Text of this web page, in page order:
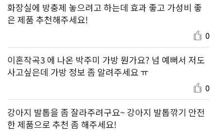
화장실에 방충제 놓으려고 하는데 효과 좋고 가성비 좋
은 제품 추천해주세요!
0
이혼작곡3 에 나온 박주미 가방 뭔가요? 넘 예뻐서 저도
사고싶은데 가방 정보 좀 알려주세요 ㅠ
0
강아지 발톱을 좀 잘라주려구요~ 강아지 발톱깎기 안전
한 제품으로 추천 좀 해주세요!